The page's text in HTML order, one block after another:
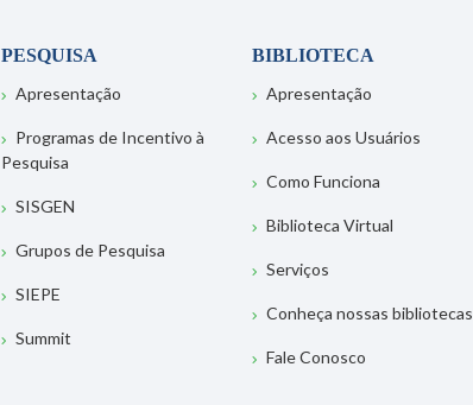
PESQUISA
Apresentação
Programas de Incentivo à
Pesquisa
SISGEN
Grupos de Pesquisa
SIEPE
Summit
BIBLIOTECA
Apresentação
Acesso aos Usuários
Como Funciona
Biblioteca Virtual
Serviços
Conheça nossas bibliotecas
Fale Conosco